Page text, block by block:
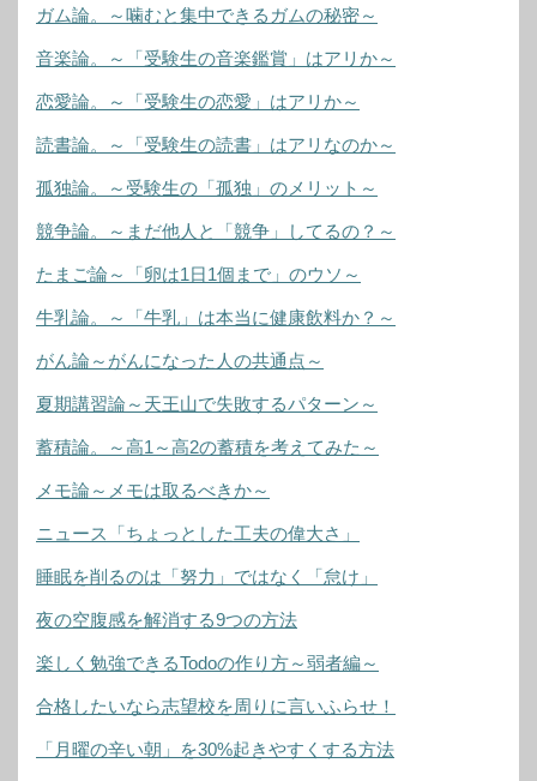
ガム論。～噛むと集中できるガムの秘密～
音楽論。～「受験生の音楽鑑賞」はアリか～
恋愛論。～「受験生の恋愛」はアリか～
読書論。～「受験生の読書」はアリなのか～
孤独論。～受験生の「孤独」のメリット～
競争論。～まだ他人と「競争」してるの？～
たまご論～「卵は1日1個まで」のウソ～
牛乳論。～「牛乳」は本当に健康飲料か？～
がん論～がんになった人の共通点～
夏期講習論～天王山で失敗するパターン～
蓄積論。～高1～高2の蓄積を考えてみた～
メモ論～メモは取るべきか～
ニュース「ちょっとした工夫の偉大さ」
睡眠を削るのは「努力」ではなく「怠け」
夜の空腹感を解消する9つの方法
楽しく勉強できるTodoの作り方～弱者編～
合格したいなら志望校を周りに言いふらせ！
「月曜の辛い朝」を30%起きやすくする方法